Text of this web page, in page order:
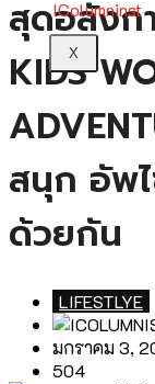
X
สุดอลังก
KIDS
สนุก อัพ
ด้วยกัน
LIFESTLYE
มกราคม 3,
504